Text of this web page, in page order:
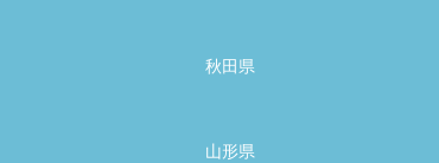
秋田県
山形県